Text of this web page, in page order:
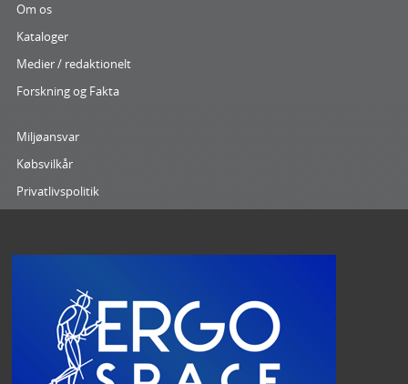
Om os
Kataloger
Medier / redaktionelt
Forskning og Fakta
Miljøansvar
Købsvilkår
Privatlivspolitik